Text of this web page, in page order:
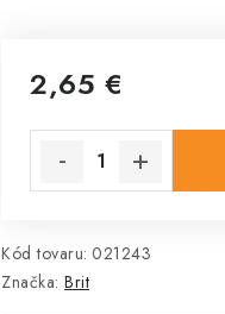
2,65 €
Kód tovaru: 021243
Značka: Brit